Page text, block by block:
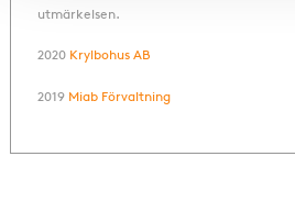
utmärkelsen.
2020 Krylbohus AB
2019 Miab Förvaltning